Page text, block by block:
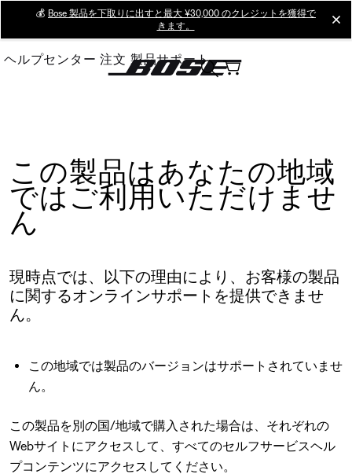
Main
💰 Bose 製品を下取りに出すと最大 ¥30,000 のクレジットを獲得で
きます。
ヘルプセンター 注文 製品サポート
この製品はあなたの地域
ではご利用いただけませ
ん
現時点では、以下の理由により、お客様の製品
に関するオンラインサポートを提供できませ
ん。
この地域では製品のバージョンはサポートされていませ
ん。
この製品を別の国/地域で購入された場合は、それぞれの
Webサイトにアクセスして、すべてのセルフサービスヘル
プコンテンツにアクセスしてください。